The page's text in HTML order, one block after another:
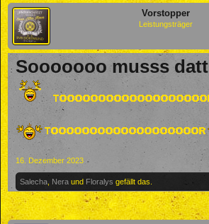
Vorstopper
Leistungsträger
Sooooooo musss datt
16. Dezember 2023
Salecha Nera und Floralys gefällt das.